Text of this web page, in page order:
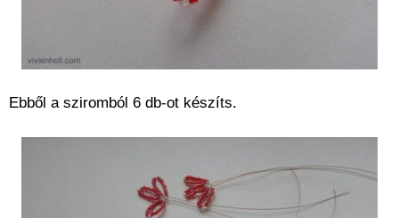
Ebből a sziromból 6 db-ot készíts.